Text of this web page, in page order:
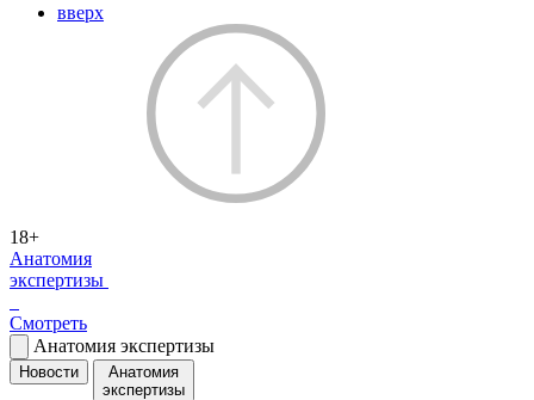
вверх
18+
Анатомия
экспертизы
Смотреть
Анатомия экспертизы
Новости
Анатомия
экспертизы